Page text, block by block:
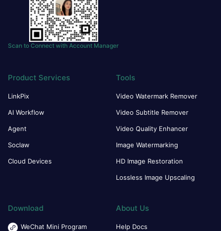
Scan to Connect with Account Manager
Product Services
LinkPix
AI Workflow
Agent
Soclaw
Cloud Devices
Tools
Video Watermark Remover
Video Subtitle Remover
Video Quality Enhancer
Image Watermarking
HD Image Restoration
Lossless Image Upscaling
Download
WeChat Mini Program
About Us
Help Docs